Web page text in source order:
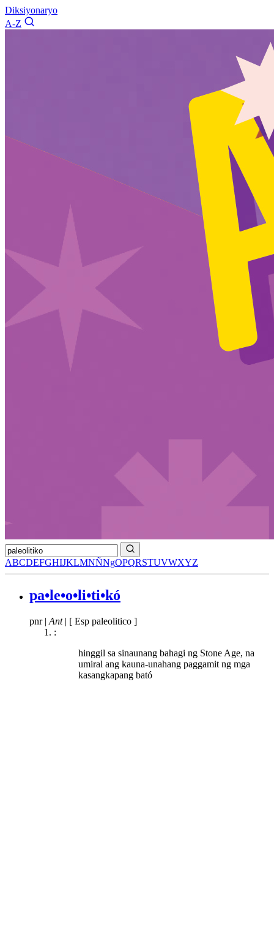
Diksiyonaryo
A-Z
ABCDEFGHIJKLMNÑNgOPQRSTUVWXYZ
pa•le•o•li•ti•kó
pnr | Ant | [ Esp paleolitico ]
:
hinggil sa sinaunang bahagi ng Stone Age, na
umiral ang kauna-unahang paggamit ng mga
kasangkapang bató